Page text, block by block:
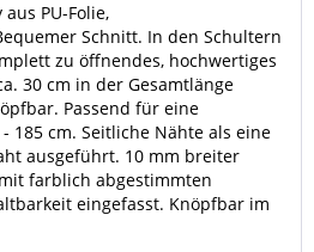
aus PU-Folie,
Schnitt. In den Schultern
zu öffnendes, hochwertiges
30 cm in der Gesamtlänge
Passend für eine
185 cm. Seitliche Nähte als eine
ausgeführt. 10 mm breiter
farblich abgestimmten
eingefasst. Knöpfbar im